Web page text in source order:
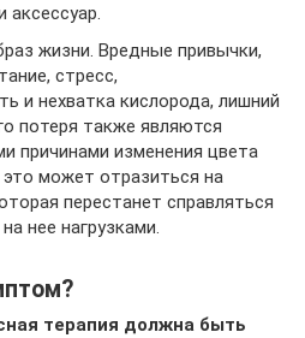
аксессуар.
жизни. Вредные привычки,
стресс,
и нехватка кислорода, лишний
потеря также являются
причинами изменения цвета
это может отразиться на
перестанет справляться
нее нагрузками.
терапия должна быть